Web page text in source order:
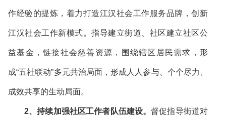
作经验的提炼，着力打造江汉社会工作服务品牌，创新
江汉社会工作新模式。指导建立街道、社区建立社区公
益基金，链接社会慈善资源，围绕辖区居民需求，形
成“五社联动”多元共治局面，形成人人参与、个个尽力、
成效共享的生动局面。
2、持续加强社区工作者队伍建设。督促指导街道对